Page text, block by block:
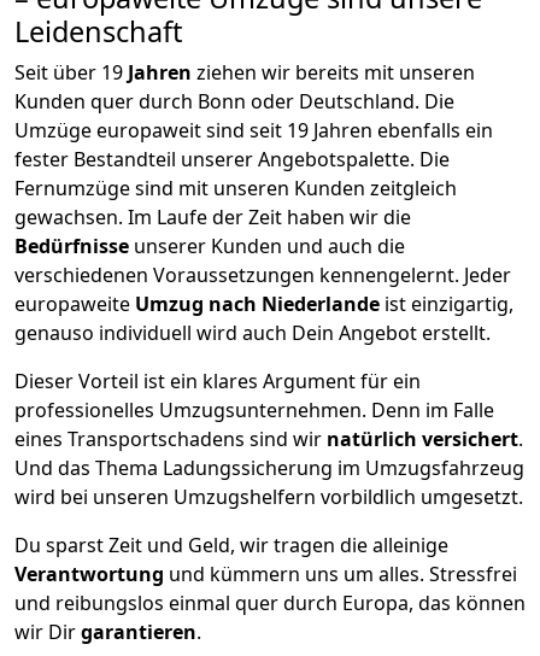
Leidenschaft
Seit über 19 Jahren ziehen wir bereits mit unseren
Kunden quer durch Bonn oder Deutschland. Die
Umzüge europaweit sind seit 19 Jahren ebenfalls ein
fester Bestandteil unserer Angebotspalette. Die
Fernumzüge sind mit unseren Kunden zeitgleich
gewachsen. Im Laufe der Zeit haben wir die
Bedürfnisse unserer Kunden und auch die
verschiedenen Voraussetzungen kennengelernt. Jeder
europaweite Umzug nach Niederlande ist einzigartig,
genauso individuell wird auch Dein Angebot erstellt.
Dieser Vorteil ist ein klares Argument für ein
professionelles Umzugsunternehmen. Denn im Falle
eines Transportschadens sind wir natürlich versichert.
Und das Thema Ladungssicherung im Umzugsfahrzeug
wird bei unseren Umzugshelfern vorbildlich umgesetzt.
Du sparst Zeit und Geld, wir tragen die alleinige
Verantwortung und kümmern uns um alles. Stressfrei
und reibungslos einmal quer durch Europa, das können
wir Dirgarantieren.